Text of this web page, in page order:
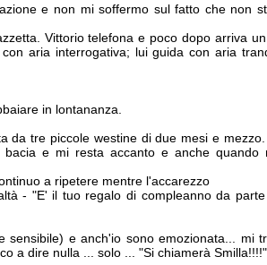
e non mi soffermo sul fatto che non
Vittorio telefona e poco dopo arriva
aria interrogativa; lui guida con aria
in lontananza.
da tre piccole westine di due mesi e
bacia e mi resta accanto e anche quando
a ripetere mentre l'accarezzo
- "E' il tuo regalo di compleanno da
e anch'io sono emozionata... mi
a dire nulla ... solo ... "Si chiamerà Smilla!!!!"